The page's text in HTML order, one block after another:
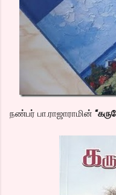
நண்பர் பா.ராஜாராமின்